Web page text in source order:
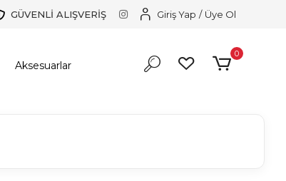
GÜVENLİ ALIŞVERİŞ Giriş Yap / Üye Ol
Aksesuarlar
0